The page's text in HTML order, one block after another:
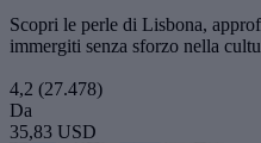
Scopri le perle di Lisbona,
immergiti senza sforzo nella
4,2 (27.478)
Da
35,83 USD